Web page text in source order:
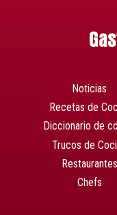
Noticias
Recetas de
Diccionario de
Trucos de
Restaurantes
Chefs